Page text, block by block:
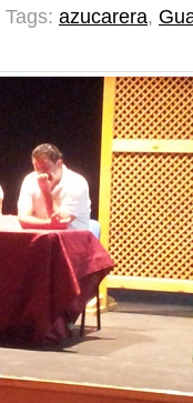
Tags: azucarera,